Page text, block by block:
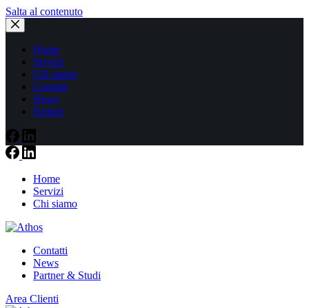
Salta al contenuto
Home
Servizi
Chi siamo
Contatti
News
Partner
Home
Servizi
Chi siamo
Contatti
News
Partner & Studi
Area Clienti